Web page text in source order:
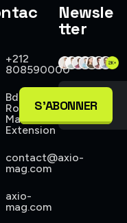
+212
808590000
Bd
Roudani,
Maarif
Extension
contact@axio-
mag.com
axio-
mag.com
Newsle
tter
S'ABONNER